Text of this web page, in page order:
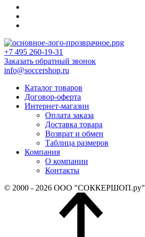
+7 495 260-19-31
Заказать обратный звонок
info@soccershop.ru
Каталог товаров
Договор-оферта
Интернет-магазин
Оплата заказа
Доставка товара
Возврат и обмен
Таблица размеров
Компания
О компании
Контакты
© 2000 - 2026 ООО "СОККЕРШОП.ру"